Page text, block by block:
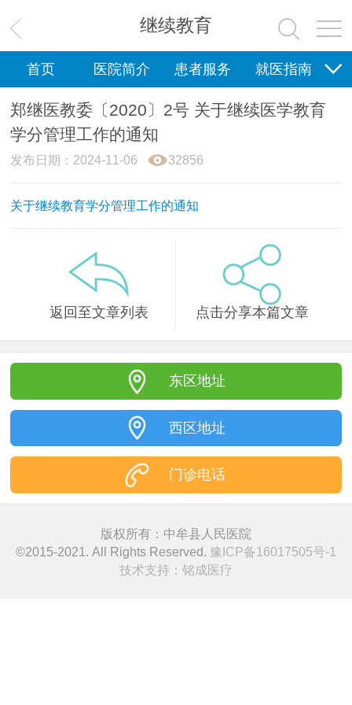
健康科普 疾病预防
党群工作
党务工作 清廉医院
继续教育
首页 医院简介 患者服务 就医指南
科研教学 新闻中心 护理园地 健康科普
党群工作
郑继医教委〔2020〕2号 关于继续医学教育
学分管理工作的通知
发布日期：2024-11-06 32856
关于继续教育学分管理工作的通知
返回至文章列表 点击分享本篇文章
东区地址
西区地址
门诊电话
版权所有：中牟县人民医院
©2015-2021. All Rights Reserved. 豫ICP备16017505号-1
技术支持： 铭成医疗